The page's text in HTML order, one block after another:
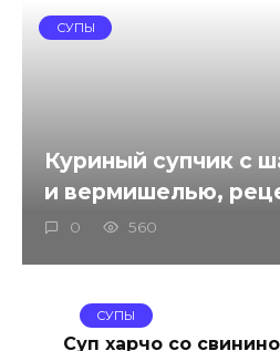
СУПЫ
Куриный супчик с
и вермишелью,
0 560
СУПЫ
Суп харчо со